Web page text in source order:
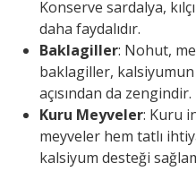
Konserve sardalya,
daha faydalıdır.
Baklagiller: Nohut,
baklagiller,
açısından da zengindir.
Kuru Meyveler: Kuru
meyveler hem tatlı
kalsiyum desteği